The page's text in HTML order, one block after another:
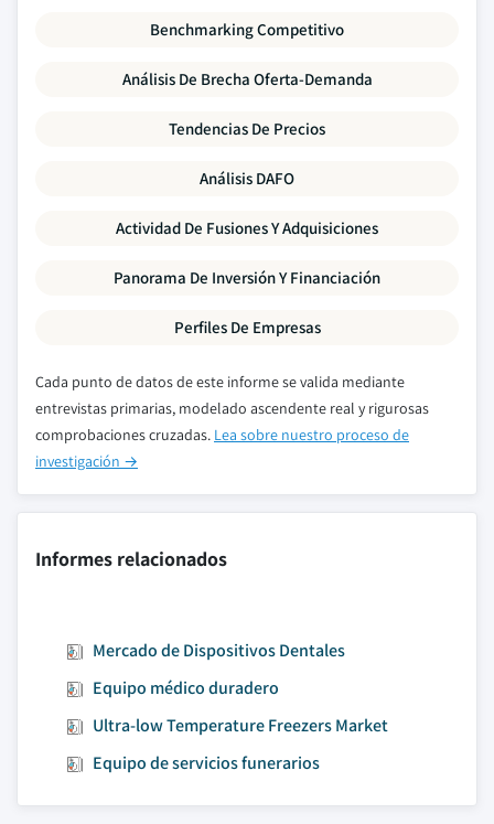
Benchmarking Competitivo
Análisis De Brecha Oferta-Demanda
Tendencias De Precios
Análisis DAFO
Actividad De Fusiones Y Adquisiciones
Panorama De Inversión Y Financiación
Perfiles De Empresas
Cada punto de datos de este informe se valida mediante
entrevistas primarias, modelado ascendente real y rigurosas
comprobaciones cruzadas. Lea sobre nuestro proceso de
investigación →
Informes relacionados
Mercado de Dispositivos Dentales
Equipo médico duradero
Ultra-low Temperature Freezers Market
Equipo de servicios funerarios